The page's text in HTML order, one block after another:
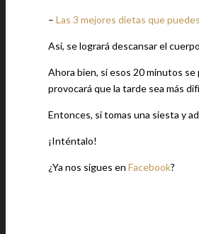
– Las 3 mejores dietas que
Así, se logrará descansar el
Ahora bien, si esos 20 minutos se
provocará que la tarde sea más
Entonces, si tomas una siesta y
¡Inténtalo!
¿Ya nos sigues en Facebook?